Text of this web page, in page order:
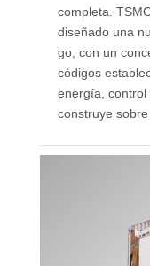
completa.
diseñado una
go, con un
códigos
energía, control
construye sobre